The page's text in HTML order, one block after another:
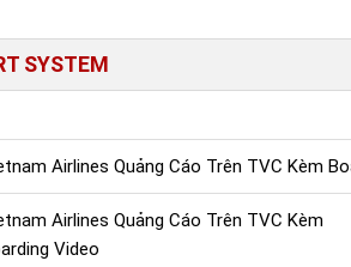
SYSTEM
Airlines Quảng Cáo Trên TVC Kèm
Airlines Quảng Cáo Trên TVC Kèm
Video